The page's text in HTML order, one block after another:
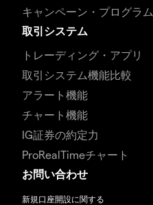
キャンペーン・プログラム
取引システム
トレーディング・アプリ
取引システム機能比較
アラート機能
チャート機能
IG証券の約定力
ProRealTimeチャート
お問い合わせ
新規口座開設に関する